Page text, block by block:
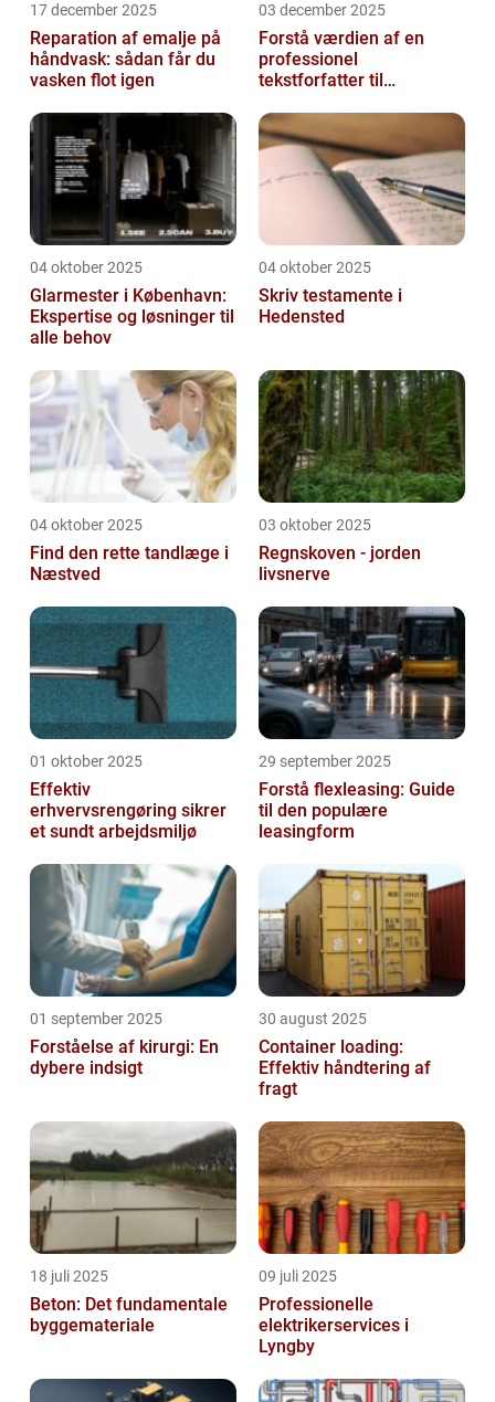
17 december 2025
Reparation af emalje på
håndvask: sådan får du
vasken flot igen
03 december 2025
Forstå værdien af en
professionel
tekstforfatter til
04 oktober 2025
Glarmester i København:
Ekspertise og løsninger til
alle behov
04 oktober 2025
Skriv testamente i
Hedensted
04 oktober 2025
Find den rette tandlæge i
Næstved
03 oktober 2025
Regnskoven - jorden
livsnerve
01 oktober 2025
Effektiv
erhvervsrengøring sikrer
et sundt arbejdsmiljø
29 september 2025
Forstå flexleasing: Guide
til den populære
leasingform
01 september 2025
Forståelse af kirurgi: En
dybere indsigt
30 august 2025
Container loading:
Effektiv håndtering af
fragt
18 juli 2025
Beton: Det fundamentale
byggemateriale
09 juli 2025
Professionelle
elektrikerservices i
Lyngby